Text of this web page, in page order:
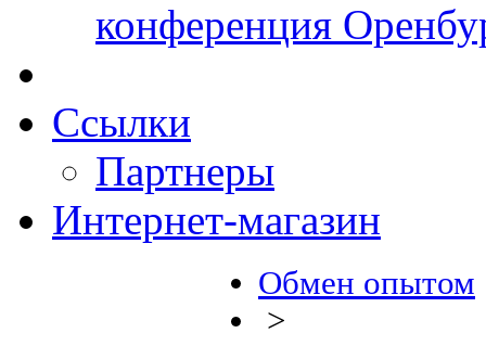
конференция
Ссылки
Партнеры
Интернет-магазин
Обмен опытом
>